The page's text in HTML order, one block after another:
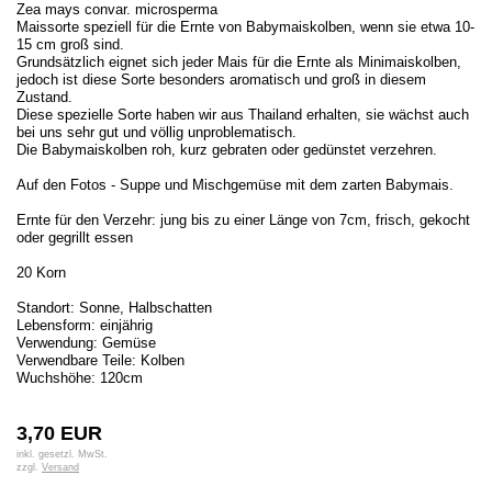
Zea mays convar. microsperma
Maissorte speziell für die Ernte von Babymaiskolben, wenn sie etwa 10-
15 cm groß sind.
Grundsätzlich eignet sich jeder Mais für die Ernte als Minimaiskolben,
jedoch ist diese Sorte besonders aromatisch und groß in diesem
Zustand.
Diese spezielle Sorte haben wir aus Thailand erhalten, sie wächst auch
bei uns sehr gut und völlig unproblematisch.
Die Babymaiskolben roh, kurz gebraten oder gedünstet verzehren.
Auf den Fotos - Suppe und Mischgemüse mit dem zarten Babymais.
Ernte für den Verzehr: jung bis zu einer Länge von 7cm, frisch, gekocht
oder gegrillt essen
20 Korn
Standort: Sonne, Halbschatten
Lebensform: einjährig
Verwendung: Gemüse
Verwendbare Teile: Kolben
Wuchshöhe: 120cm
3,70 EUR
inkl. gesetzl. MwSt.
zzgl. Versand